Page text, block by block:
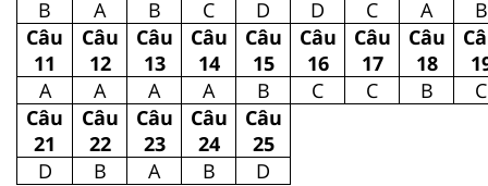
B A B C D D C A
B
Câu
11
Câu
12
Câu
13
Câu
14
Câu
15
Câu
16
Câu
17
Câu
18
A
A A A B C C B
C
Câu
21
Câu
22
Câu
23
Câu
24
Câu
25
D
B A B D